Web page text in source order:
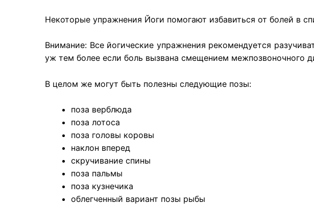
Некоторые упражнения Йоги помогают избавиться от болей в
Внимание: Все йогические упражнения рекомендуется
уж тем более если боль вызвана смещением межпозвоночного
В целом же могут быть полезны следующие позы:
поза верблюда
поза лотоса
поза головы коровы
наклон вперед
скручивание спины
поза пальмы
поза кузнечика
облегченный вариант позы рыбы